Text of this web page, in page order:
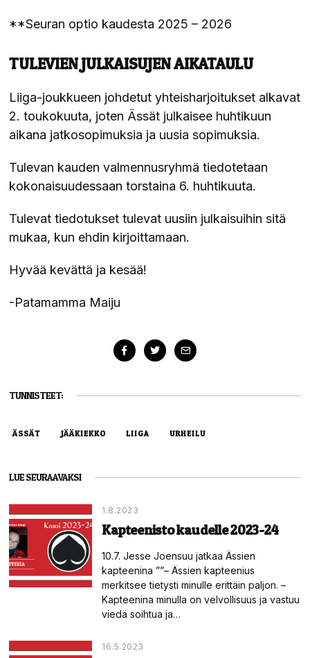
**Seuran optio kaudesta 2025 – 2026
TULEVIEN JULKAISUJEN AIKATAULU
Liiga-joukkueen johdetut yhteisharjoitukset alkavat
2. toukokuuta, joten Ässät julkaisee huhtikuun
aikana jatkosopimuksia ja uusia sopimuksia.
Tulevan kauden valmennusryhmä tiedotetaan
kokonaisuudessaan torstaina 6. huhtikuuta.
Tulevat tiedotukset tulevat uusiin julkaisuihin sitä
mukaa, kun ehdin kirjoittamaan.
Hyvää kevättä ja kesää!
-Patamamma Maiju
TUNNISTEET:
ÄSSÄT JÄÄKIEKKO LIIGA URHEILU
LUE SEURAAVAKSI
1.8.2023
Kapteenisto kaudelle 2023-24
10.7. Jesse Joensuu jatkaa Ässien
kapteenina ””– Ässien kapteenius
merkitsee tietysti minulle erittäin paljon. –
Kapteenina minulla on velvollisuus ja vastuu
viedä soihtua ja…
16.5.2023